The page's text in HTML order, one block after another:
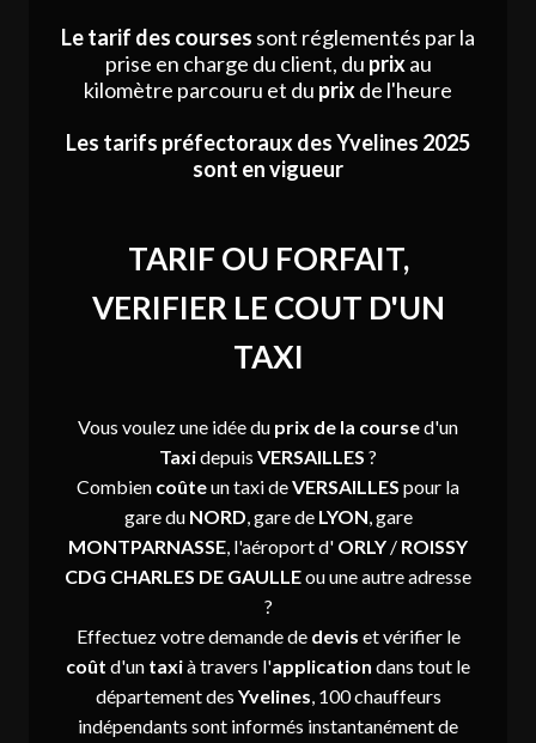
Le tarif des courses sont réglementés par la
prise en charge du client, du prixau
kilomètre parcouru et du prixde l'heure
Les tarifs préfectoraux des Yvelines 2025
sont en vigueur
TARIF OU FORFAIT,
VERIFIER LE COUT D'UN
TAXI
Vous voulez une idée du prix de la coursed'un
Taxidepuis VERSAILLES ?
Combien coûteun taxi deVERSAILLES pour la
gare du NORD, gare de LYON, gare
MONTPARNASSE, l'aéroport d' ORLY / ROISSY
CDG CHARLES DE GAULLEou une autre adresse
?
Effectuez votre demande de devis et vérifier le
coût d'un taxià travers l'application dans tout le
département des Yvelines, 100 chauffeurs
indépendants sont informés instantanément de